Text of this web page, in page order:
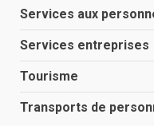
Services aux
Services entreprises
Tourisme
Transports de